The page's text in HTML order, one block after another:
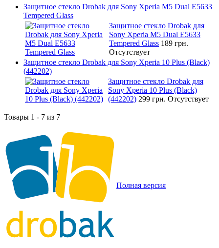
Защитное стекло Drobak для Sony Xperia M5 Dual E5633
Tempered Glass
Защитное стекло Drobak для
Sony Xperia M5 Dual E5633
Tempered Glass 189 грн.
Отсутствует
Защитное стекло Drobak для Sony Xperia 10 Plus (Black)
(442202)
Защитное стекло Drobak для
Sony Xperia 10 Plus (Black)
(442202) 299 грн. Отсутствует
Товары 1 - 7 из 7
Полная версия